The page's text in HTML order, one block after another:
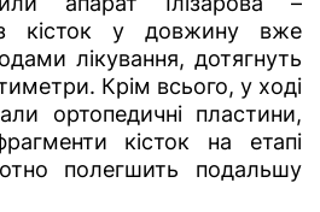
кісток у довжину вже
лікування, дотягнуть
Крім всього, у ході
ортопедичні пластини,
кісток на етапі
полегшить подальшу